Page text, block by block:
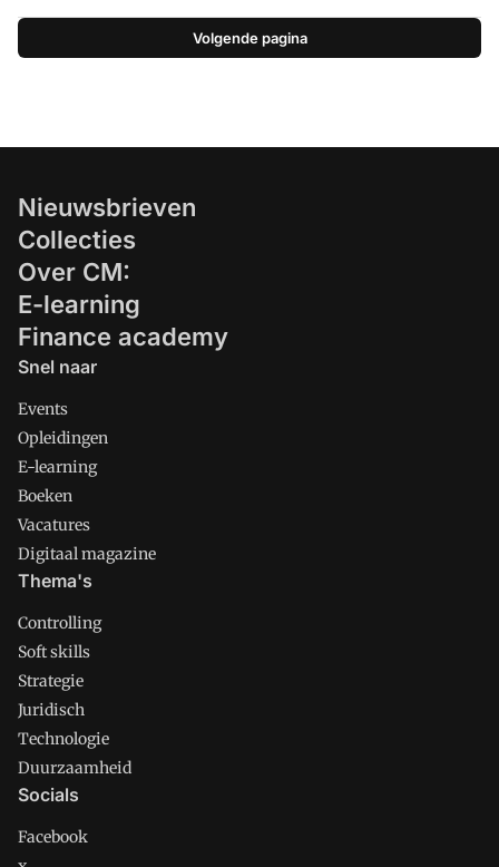
belangrijkste ontwikkelingen voor
financials op een rij.
Volgende pagina
Nieuwsbrieven
Collecties
Over CM:
E-learning
Finance academy
Snel naar
Events
Opleidingen
E-learning
Boeken
Vacatures
Digitaal magazine
Thema's
Controlling
Soft skills
Strategie
Juridisch
Technologie
Duurzaamheid
Socials
Facebook